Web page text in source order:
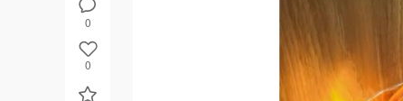
0
0